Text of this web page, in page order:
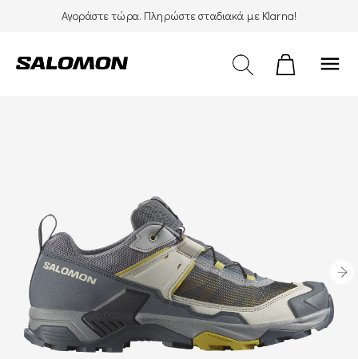
Αγοράστε τώρα. Πληρώστε σταδιακά με Klarna!
menu